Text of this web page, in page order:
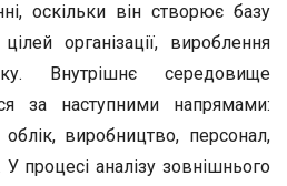
оскільки він створює базу
організації, вироблення
Внутрішнє середовище
за наступними напрямами:
виробництво, персонал,
У процесі аналізу зовнішнього